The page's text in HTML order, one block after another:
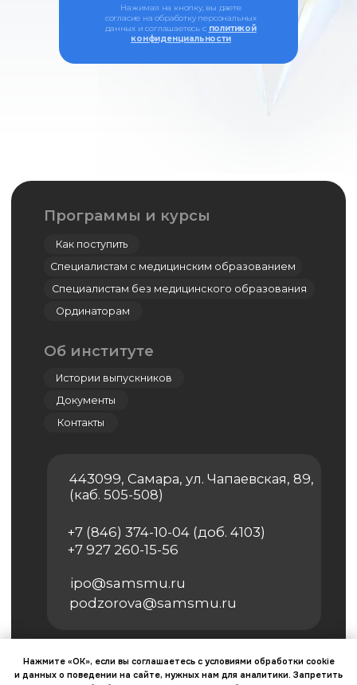
Нажимая на кнопку, вы даете
согласие на обработку персональных
данных и соглашаетесь c политикой
конфиденциальности
Симуляционный центр
технологий
Дополнительное профессиональное
Ординатура
Цифровая стоматология
Мастер-классы
Нажмите «ОК», если вы соглашаетесь с условиями обработки cookie
и данных о поведении на сайте, нужных нам для аналитики. Запретить